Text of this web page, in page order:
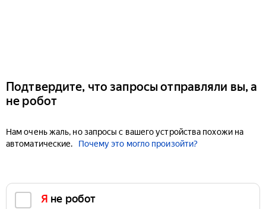
Подтвердите, что запросы отправляли вы, а
не робот
Нам очень жаль, но запросы с вашего устройства похожи на
автоматические.
Почему это могло произойти?
Я не робот